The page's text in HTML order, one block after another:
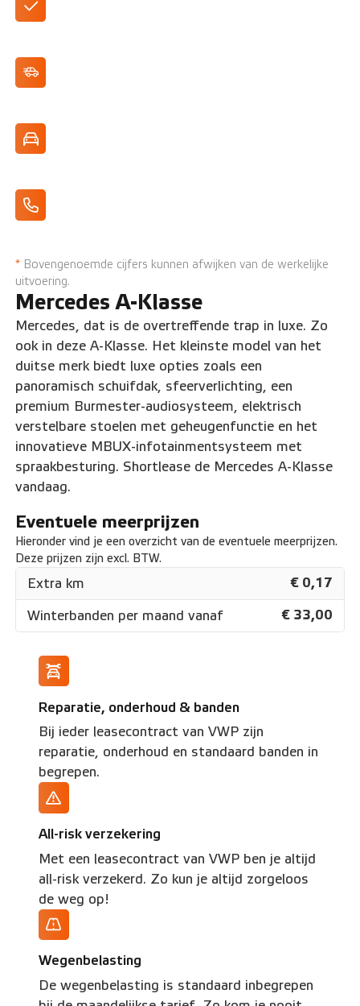
* Bovengenoemde cijfers kunnen afwijken van de werkelijke
uitvoering.
Mercedes A-Klasse
Mercedes, dat is de overtreffende trap in luxe. Zo
ook in deze A-Klasse. Het kleinste model van het
duitse merk biedt luxe opties zoals een
panoramisch schuifdak, sfeerverlichting, een
premium Burmester-audiosysteem, elektrisch
verstelbare stoelen met geheugenfunctie en het
innovatieve MBUX-infotainmentsysteem met
spraakbesturing. Shortlease de Mercedes A-Klasse
vandaag.
Eventuele meerprijzen
Hieronder vind je een overzicht van de eventuele meerprijzen.
Deze prijzen zijn excl. BTW.
Extra km € 0,17
Winterbanden per maand vanaf € 33,00
Reparatie, onderhoud & banden
Bij ieder leasecontract van VWP zijn
reparatie, onderhoud en standaard banden in
begrepen.
All-risk verzekering
Met een leasecontract van VWP ben je altijd
all-risk verzekerd. Zo kun je altijd zorgeloos
de weg op!
Wegenbelasting
De wegenbelasting is standaard inbegrepen